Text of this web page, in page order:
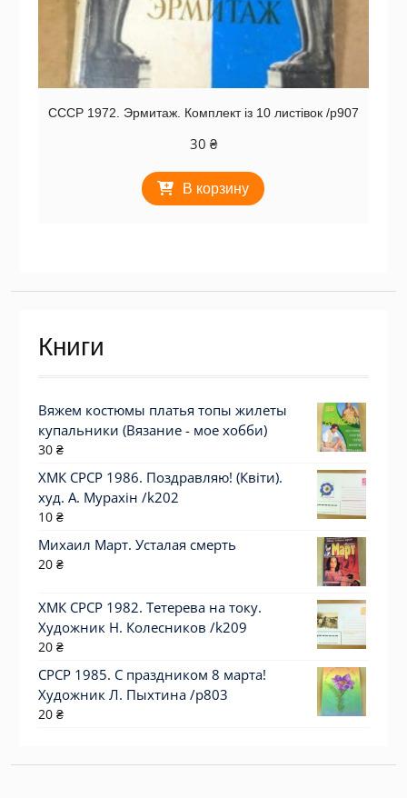
СССР 1972. Эрмитаж. Комплект із 10 листівок /р907
30 ₴
В корзину
Книги
Вяжем костюмы платья топы жилеты
купальники (Вязание - мое хобби)
30 ₴
ХМК СРСР 1986. Поздравляю! (Квіти).
худ. А. Мурахін /k202
10 ₴
Михаил Март. Усталая смерть
20 ₴
ХМК СРСР 1982. Тетерева на току.
Художник Н. Колесников /k209
20 ₴
СРСР 1985. С праздником 8 марта!
Художник Л. Пыхтина /р803
20 ₴